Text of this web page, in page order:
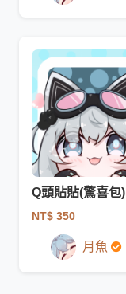
Q頭貼貼(驚喜包)
NT$ 350
月魚